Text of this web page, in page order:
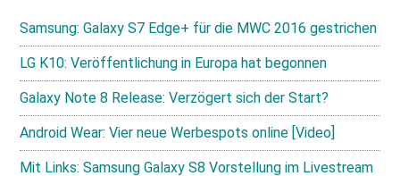
Samsung: Galaxy S7 Edge+ für die MWC 2016 gestrichen
LG K10: Veröffentlichung in Europa hat begonnen
Galaxy Note 8 Release: Verzögert sich der Start?
Android Wear: Vier neue Werbespots online [Video]
Mit Links: Samsung Galaxy S8 Vorstellung im Livestream